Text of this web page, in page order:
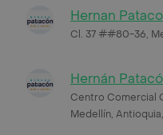
Hernan
Cl. 37 ##80-36,
Hernán
Centro Comercial
Medellín,